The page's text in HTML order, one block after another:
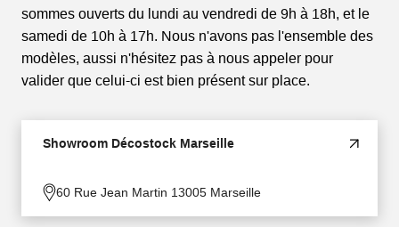
sommes ouverts du lundi au vendredi de 9h à 18h, et le
samedi de 10h à 17h. Nous n'avons pas l'ensemble des
modèles, aussi n'hésitez pas à nous appeler pour
valider que celui-ci est bien présent sur place.
Showroom Décostock Marseille
60 Rue Jean Martin 13005 Marseille